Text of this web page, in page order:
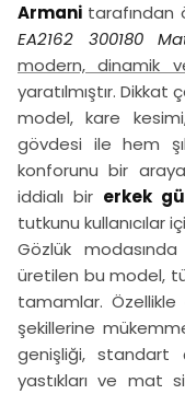
Armani tarafından
EA2162 300180
modern, dinamik
yaratılmıştır.
model, kare
gövdesi ile hem
konforunu bir
iddialı bir erkek
tutkunu kullanıcılar
Gözlük
üretilen bu model,
tamamlar.
şekillerine
genişliği, standart
yastıkları ve mat